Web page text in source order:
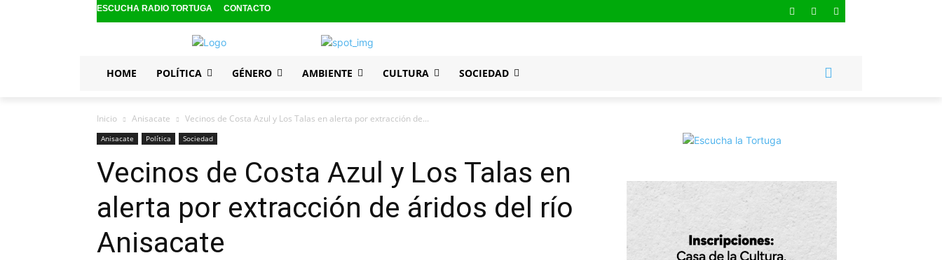
ESCUCHA RADIO TORTUGA CONTACTO
HOME POLÍTICA GÉNERO AMBIENTE CULTURA SOCIEDAD
Inicio Anisacate Vecinos de Costa Azul y Los Talas en alerta por extracción de...
Anisacate Política Sociedad
Vecinos de Costa Azul y Los Talas en
alerta por extracción de áridos del río
Anisacate